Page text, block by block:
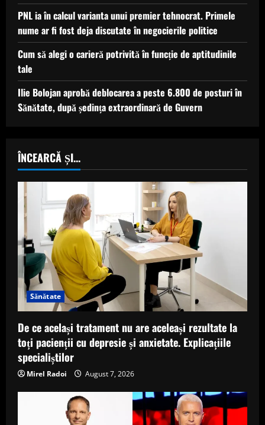
PNL ia în calcul varianta unui premier tehnocrat. Primele
nume ar fi fost deja discutate în negocierile politice
Cum să alegi o carieră potrivită în funcție de aptitudinile
tale
Ilie Bolojan aprobă deblocarea a peste 6.800 de posturi în
Sănătate, după ședința extraordinară de Guvern
ÎNCEARCĂ ȘI...
Sănătate
De ce același tratament nu are aceleași rezultate la
toți pacienții cu depresie și anxietate. Explicațiile
specialiștilor
Mirel Radoi August 7, 2026